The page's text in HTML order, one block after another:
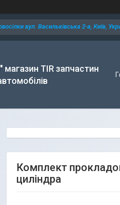
вул. Васильківська 2-а, Київ,
магазин TIR запчастин
Комплект
циліндра